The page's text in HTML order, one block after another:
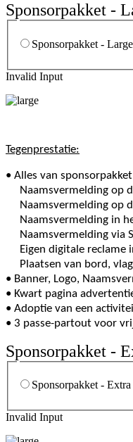
Sponsorpakket -
Sponsorpakket -
Invalid Input
Tegenprestatie:
• Alles van
Naamsvermelding op
Naamsvermelding op
Naamsvermelding in
Naamsvermelding via
Eigen digitale reclame
Plaatsen van bord,
• Banner, Logo,
• Kwart pagina
• Adoptie van een
• 3 passe-partout voor
Sponsorpakket -
Sponsorpakket -
Invalid Input